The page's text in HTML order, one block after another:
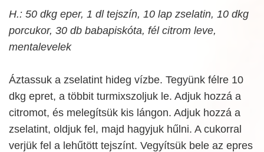
H.: 50 dkg eper, 1 dl tejszín, 10 lap zselatin, 10 dkg
porcukor, 30 db babapiskóta, fél citrom leve,
mentalevelek
Áztassuk a zselatint hideg vízbe. Tegyünk félre 10
dkg epret, a többit turmixszoljuk le. Adjuk hozzá a
citromot, és melegítsük kis lángon. Adjuk hozzá a
zselatint, oldjuk fel, majd hagyjuk hűlni. A cukorral
verjük fel a lehűtött tejszínt. Vegyítsük bele az epres